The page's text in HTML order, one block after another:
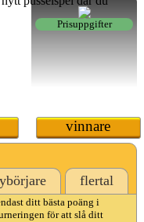
Prisuppgifter
vinnare
flertal
ditt bästa poäng i
för att slå ditt